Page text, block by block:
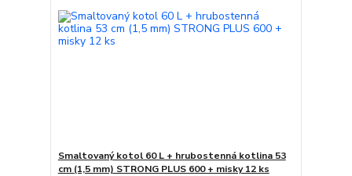
Smaltovaný kotol 60 L + hrubostenná kotlina 53
cm (1,5 mm) STRONG PLUS 600 + misky 12 ks